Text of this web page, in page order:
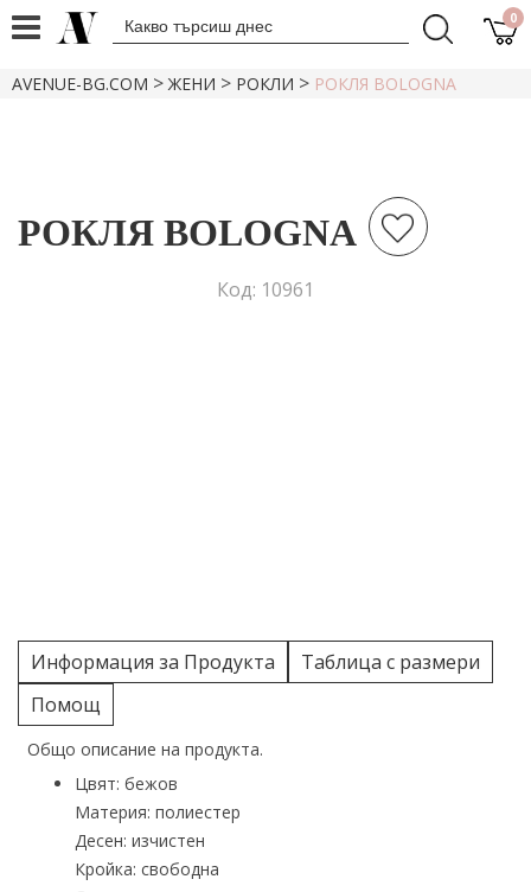
0
AVENUE-BG.COM >ЖЕНИ > РОКЛИ > РОКЛЯ BOLOGNА
РОКЛЯ BOLOGNА
Код: 10961
Информация за Продукта
Таблица с размери
Помощ
Общо описание на продукта.
Цвят: бежов
Материя: полиестер
Десен: изчистен
Кройка: свободна